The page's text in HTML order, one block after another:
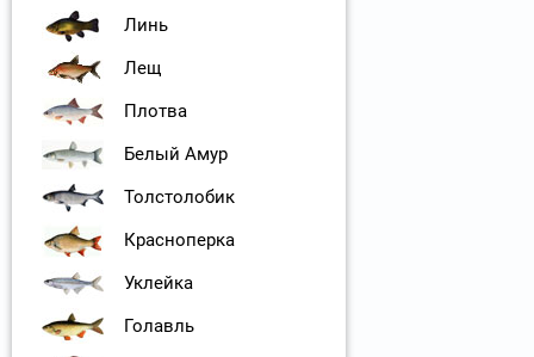
Линь
Лещ
Плотва
Белый Амур
Толстолобик
Красноперка
Уклейка
Голавль